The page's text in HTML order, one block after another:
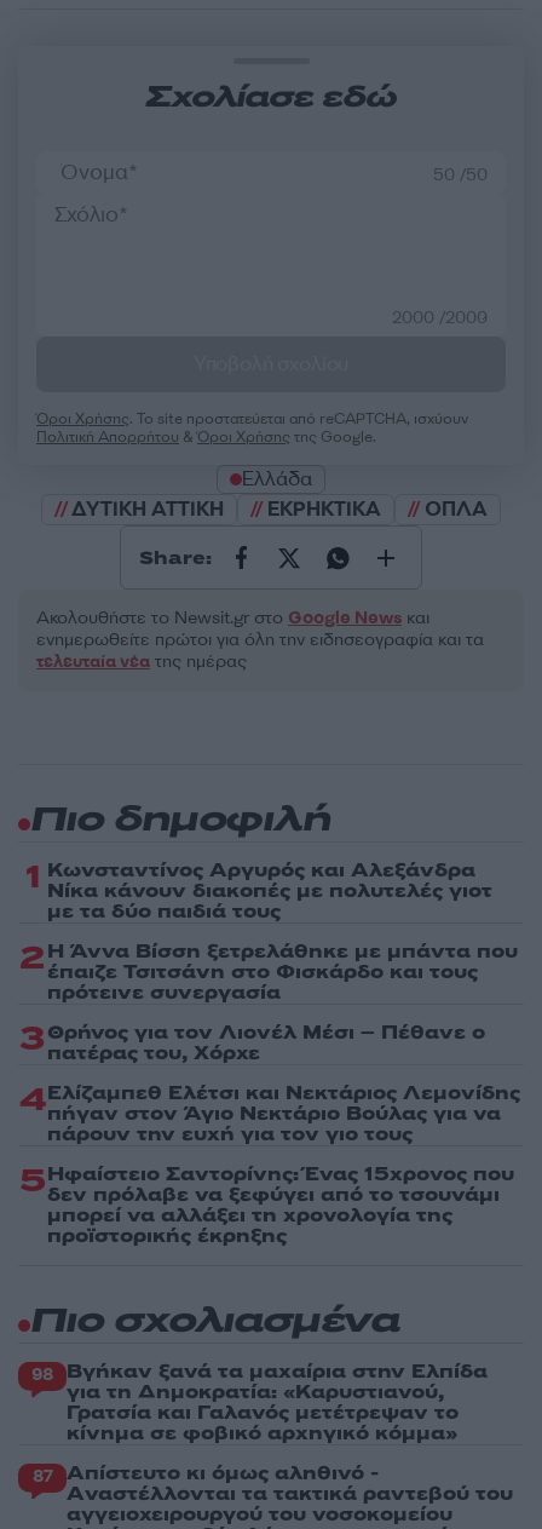
Σχολίασε εδώ
50 /50
2000 /2000
Όροι Χρήσης. Το site προστατεύεται από reCAPTCHA, ισχύουν
Πολιτική Απορρήτου &Όροι Χρήσης της Google.
Ελλάδα
ΔΥΤΙΚΗ ΑΤΤΙΚΗ
ΕΚΡΗΚΤΙΚΑ ΟΠΛΑ
Share:
Ακολουθήστε το Νewsit.gr στο Google News και
ενημερωθείτε πρώτοι για όλη την ειδησεογραφία και τα
τελευταία νέα της ημέρας
Πιο δημοφιλή
1 Κωνσταντίνος Αργυρός και Αλεξάνδρα
Νίκα κάνουν διακοπές με πολυτελές γιοτ
με τα δύο παιδιά τους
2Η Άννα Βίσση ξετρελάθηκε με μπάντα που
έπαιζε Τσιτσάνη στο Φισκάρδο και τους
πρότεινε συνεργασία
3Θρήνος για τον Λιονέλ Μέσι – Πέθανε ο
πατέρας του, Χόρχε
4Ελίζαμπεθ Ελέτσι και Νεκτάριος Λεμονίδης
πήγαν στον Άγιο Νεκτάριο Βούλας για να
πάρουν την ευχή για τον γιο τους
5Ηφαίστειο Σαντορίνης: Ένας 15χρονος που
δεν πρόλαβε να ξεφύγει από το τσουνάμι
μπορεί να αλλάξει τη χρονολογία της
προϊστορικής έκρηξης
Πιο σχολιασμένα
98 Βγήκαν ξανά τα μαχαίρια στην Ελπίδα
για τη Δημοκρατία: «Καρυστιανού,
Γρατσία και Γαλανός μετέτρεψαν το
κίνημα σε φοβικό αρχηγικό κόμμα»
87 Απίστευτο κι όμως αληθινό -
Aναστέλλονται τα τακτικά ραντεβού του
αγγειοχειρουργού του νοσοκομείου